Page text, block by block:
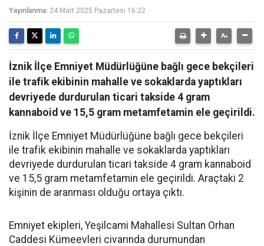
Yayınlanma: 24 Mart 2025 Pazartesi 16:22
İznik İlçe Emniyet Müdürlüğüne bağlı gece bekçileri
ile trafik ekibinin mahalle ve sokaklarda yaptıkları
devriyede durdurulan ticari takside 4 gram
kannaboid ve 15,5 gram metamfetamin ele geçirildi.
İznik İlçe Emniyet Müdürlüğüne bağlı gece bekçileri
ile trafik ekibinin mahalle ve sokaklarda yaptıkları
devriyede durdurulan ticari takside 4 gram kannaboid
ve 15,5 gram metamfetamin ele geçirildi. Araçtaki 2
kişinin de aranması olduğu ortaya çıktı.
Emniyet ekipleri, Yeşilcami Mahallesi Sultan Orhan
Caddesi Kümeevleri civarında durumundan